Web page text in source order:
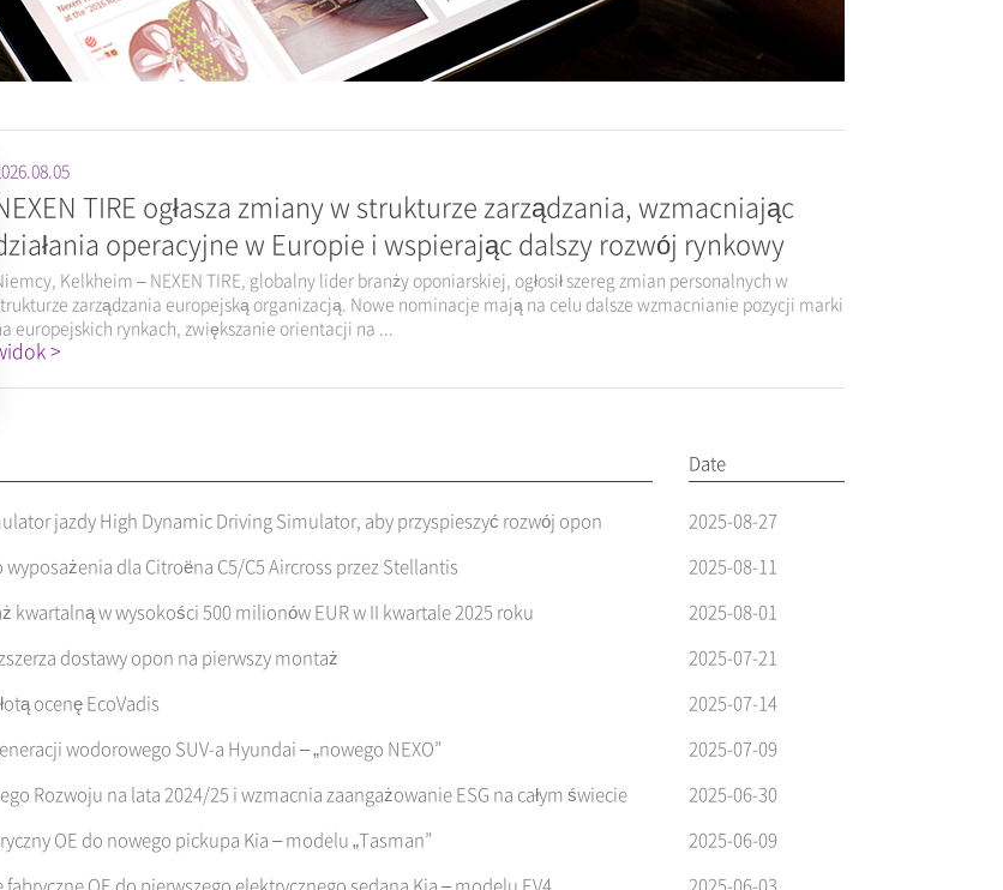
TIRE ogłasza zmiany w strukturze zarządzania, wzmacniając
operacyjne w Europie i wspierając dalszy rozwój rynkowy
Kelkheim – NEXEN TIRE, globalny lider branży oponiarskiej, ogłosił szereg zmian personalnych w
zarządzania europejską organizacją. Nowe nominacje mają na celu dalsze wzmacnianie pozycji marki
europejskich rynkach, zwiększanie orientacji na ...
>
Date
jazdy High Dynamic Driving Simulator, aby przyspieszyć rozwój opon
2025-08-27
dla Citroëna C5/C5 Aircross przez Stellantis
2025-08-11
kwartalną w wysokości 500 milionów EUR w II kwartale 2025 roku
2025-08-01
dostawy opon na pierwszy montaż
2025-07-21
ocenę EcoVadis
2025-07-14
wodorowego SUV-a Hyundai – „nowego NEXO”
2025-07-09
Rozwoju na lata 2024/25 i wzmacnia zaangażowanie ESG na całym świecie
2025-06-30
OE do nowego pickupa Kia – modelu „Tasman”
2025-06-09